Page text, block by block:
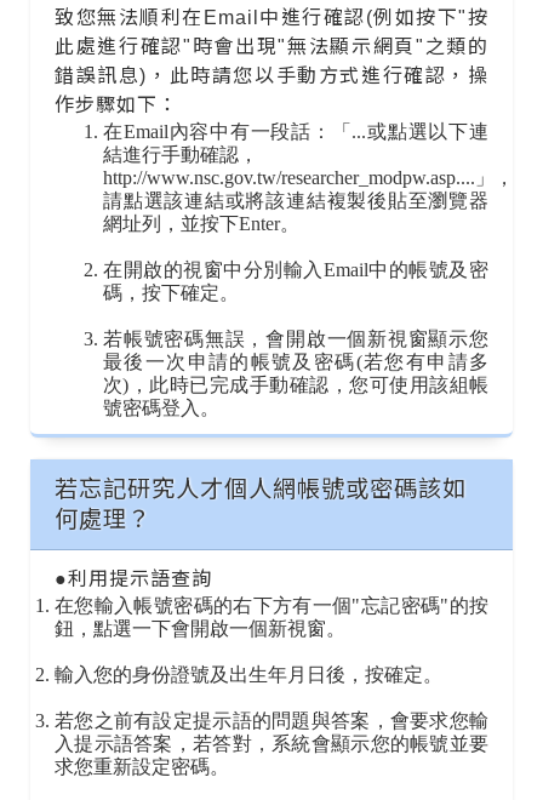
致您無法順利在Email中進行確認(例如按下"按
此處進行確認"時會出現"無法顯示網頁"之類的
錯誤訊息)，此時請您以手動方式進行確認，操
作步驟如下：
在Email內容中有一段話：「...或點選以下連
結進行手動確認，
http://www.nsc.gov.tw/researcher_modpw.asp....」，
請點選該連結或將該連結複製後貼至瀏覽器
網址列，並按下Enter。
在開啟的視窗中分別輸入Email中的帳號及密
碼，按下確定。
若帳號密碼無誤，會開啟一個新視窗顯示您
最後一次申請的帳號及密碼(若您有申請多
次)，此時已完成手動確認，您可使用該組帳
號密碼登入。
若忘記研究人才個人網帳號或密碼該如
何處理？
●利用提示語查詢
在您輸入帳號密碼的右下方有一個"忘記密碼"的按
鈕，點選一下會開啟一個新視窗。
輸入您的身份證號及出生年月日後，按確定。
若您之前有設定提示語的問題與答案，會要求您輸
入提示語答案，若答對，系統會顯示您的帳號並要
求您重新設定密碼。